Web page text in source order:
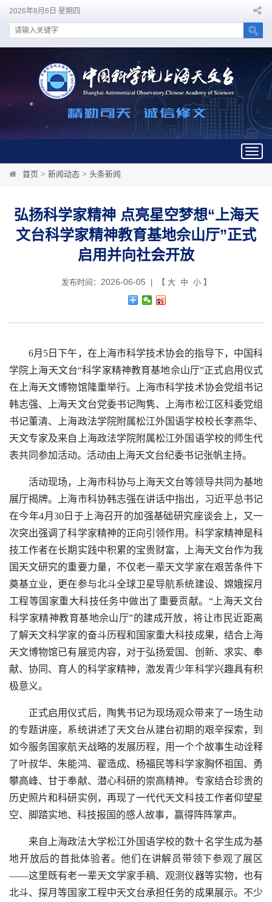
2026年8月6日 星期四
首页 > 新闻动态 > 头条新闻
弘扬科学家精神 点亮星空梦想“上海天
文台科学家精神教育基地佘山厅”正式
启用并向社会开放
发布时间： 2026-06-05 | 【 大 中 小】
6月5日下午，在上海市科学技术协会的指导下，中国科
学院上海天文台“科学家精神教育基地佘山厅”正式启用仪式
在上海天文博物馆隆重举行。上海市科学技术协会党组书记
韩志强、上海天文台党委书记陶隽、上海市松江区科委党组
书记董清、上海政法学院附属松江外国语学校校长李燕华、
天文专家及来自上海政法学院附属松江外国语学校的师生代
表共同参加活动。活动由上海天文台纪委书记张帆主持。
活动现场，上海市科协与上海天文台等领导共同为基地
展厅揭牌。上海市科协韩志强在讲话中指出，习近平总书记
在今年4月30 日于上海召开的加强基础研究座谈会上，又一
次突出强调了科学家精神的正向引领作用。科学家精神是科
技工作者在长期实践中积累的宝贵财富，上海天文台作为我
国天文研究的重要力量，不仅老一辈天文学家在艰苦条件下
奠基立业，更在参与北斗全球卫星导航系统建设、嫦娥探月
工程等国家重大科技任务中做出了重要贡献。“上海天文台
科学家精神教育基地佘山厅”的建成开放，将让市民近距离
了解天文科学家的奋斗历程和国家重大科技成果，结合上海
天文博物馆已有展览内容，对于弘扬爱国、创新、求实、奉
献、协同、育人的科学家精神，激发青少年科学兴趣具有积
极意义。
正式启用仪式后，陶隽书记为现场观众带来了一场生动
的专题讲座，系统讲述了天文台从建台初期的艰辛探索，到
如今服务国家航天战略的发展历程，用一个个故事生动诠释
了叶叔华、朱能鸿、翟造成、杨福民等科学家胸怀祖国、勇
攀高峰、甘于奉献、潜心科研的崇高精神。专家结合珍贵的
历史照片和科研实例，再现了一代代天文科技工作者仰望星
空、脚踏实地、科技报国的感人故事，赢得阵阵掌声。
来自上海政法大学松江外国语学校的数十名学生成为基
地开放后的首批体验者。他们在讲解员带领下参观了展区
——这里既有老一辈天文学家手稿、观测仪器等实物，也有
北斗、探月等国家工程中天文台承担任务的成果展示。不少